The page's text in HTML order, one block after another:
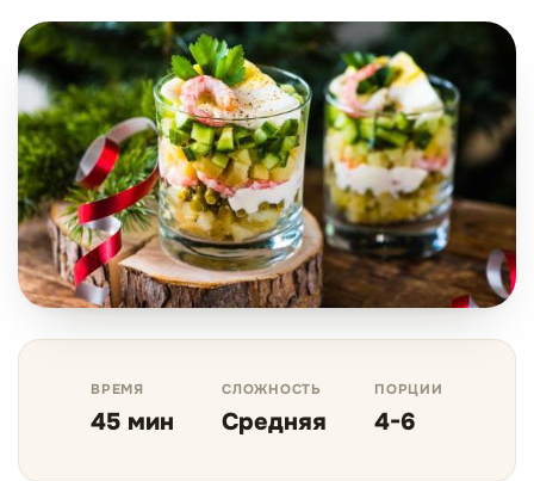
ВРЕМЯ
45 мин
СЛОЖНОСТЬ
Средняя
ПОРЦИИ
4-6